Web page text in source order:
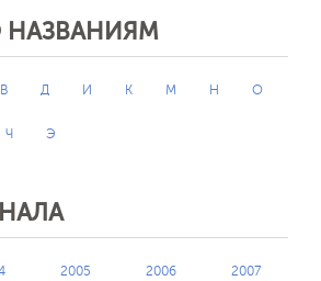
НАЗВАНИЯМ
В Д И К М Н О
Ч Э
2005 2006 2007